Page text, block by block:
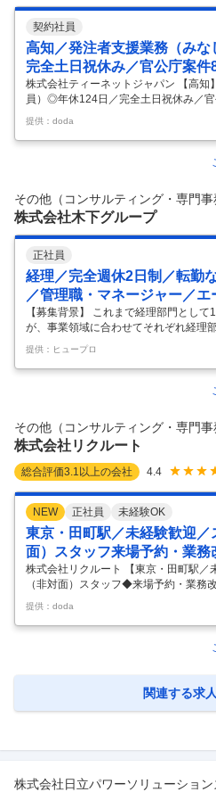
契約社員
高知／発注者支援業務（み
完全土日祝休み／官公庁案件
株式会社ティーネットジャパン 【高知
員）◎年休124日／完全土日祝休み／
容】 【高知】発注者支援業務（みな
祝休み／官公庁案件8割以上◎ 【具体
上の連続黒字経営／売上250億・社員
以上連続全国1位獲得／多角事業で成
で、発注者が行う業務を代行する補助
提供：doda
その他（コンサルティング・専門
株式会社木下グループ
正社員
経理／完全週休2日制／転勤
／管理職・マネージャー／
／学歴不問
【募集背景】 これまで経理部門とし
が、事業領域に合わせてそれぞれ経理
で組織強化のための募集です。 【業務
部門を担っています。経理部は住まい
ィングスの各事業毎の4部体制になっ
領域における経理業務をお任せしま
すのでご安心ください◎ 〇詳細 ・日次
税理士対応…
提供：ヒュープロ
その他（コンサルティング・専門
株式会社リクルート
総合評価3.1 以上の会社 4.4
NEW 正社員 未経験OK
東京・田町駅／未経験歓迎
面）スタッフ来場予約・業務
株式会社リクルート 【東京・田町駅／
（非対面）スタッフ◆来場予約・業務
京・田町駅／未経験歓迎】スーモカウ
予約・業務改善提案など 【具体的な
ンターにおける、『お客様の来場予約
※電話コミュニケーションのみ ※スー
ン紹介サービス ■具体的な業務 （1）
を検討するお客様に対し、以下の業務
提供：doda
関連する求
株式会社日立パワーソリューション